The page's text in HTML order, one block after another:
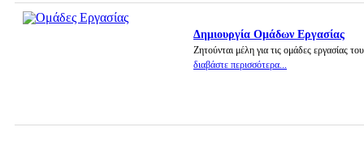
Δημιουργία Ομάδων Εργασίας
Ζητούνται μέλη για τις ομάδες εργασίας
διαβάστε περισσότερα...